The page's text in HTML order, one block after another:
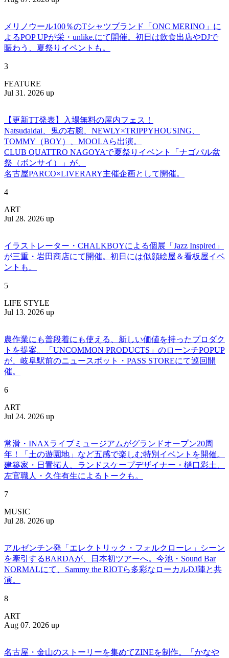
メリノウール100％のTシャツブランド「ONC MERINO」に
よるPOP UPが栄・unlike.にて開催。初日は飲食出店やDJで
賑わう、夏祭りイベントも。
3
FEATURE
Jul 31. 2026 up
【更新TT発表】入場無料の屋内フェス！
Natsudaidai、鬼の右腕、NEWLY×TRIPPYHOUSING、
TOMMY（BOY）、MOOLAら出演。
CLUB QUATTRO NAGOYAで夏祭りイベント「ナゴパル盆
祭（ボンサイ）」が、
名古屋PARCO×LIVERARY主催企画として開催。
4
ART
Jul 28. 2026 up
イラストレーター・CHALKBOYによる個展「Jazz Inspired」
が三重・岩田商店にて開催。初日には似顔絵屋＆看板屋イベ
ントも。
5
LIFE STYLE
Jul 13. 2026 up
農作業にも普段着にも使える、新しい価値を持ったプロダク
トを提案。「UNCOMMON PRODUCTS」のローンチPOPUP
が、岐阜駅前のニュースポット・PASS STOREにて巡回開
催。
6
ART
Jul 24. 2026 up
常滑・INAXライブミュージアムがグランドオープン20周
年！「土の遊園地」など五感で楽しむ特別イベントを開催。
建築家・日置拓人、ランドスケープデザイナー・樋口彩土、
左官職人・久住有生によるトークも。
7
MUSIC
Jul 28. 2026 up
アルゼンチン発「エレクトリック・フォルクローレ」シーン
を牽引するBARDAが、日本初ツアーへ。今池・Sound Bar
NORMALにて、Sammy the RIOTら多彩なローカルDJ陣と共
演。
8
ART
Aug 07. 2026 up
名古屋・金山のストーリーを集めてZINEを制作。「かなや